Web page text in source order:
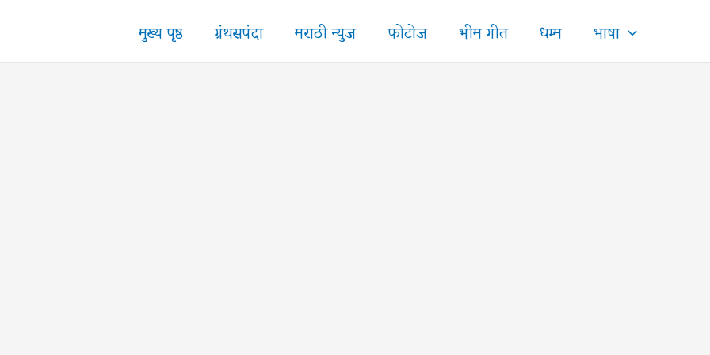
मुख्य पृष्ठ ग्रंथसपंदा मराठी न्युज फोटोज भीम गीत धम्म भाषा